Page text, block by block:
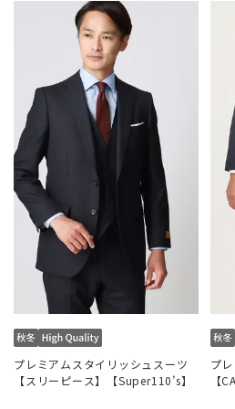
プレミアムスタイリッシュスーツ
【スリーピース】【Super110’s】
プ
【